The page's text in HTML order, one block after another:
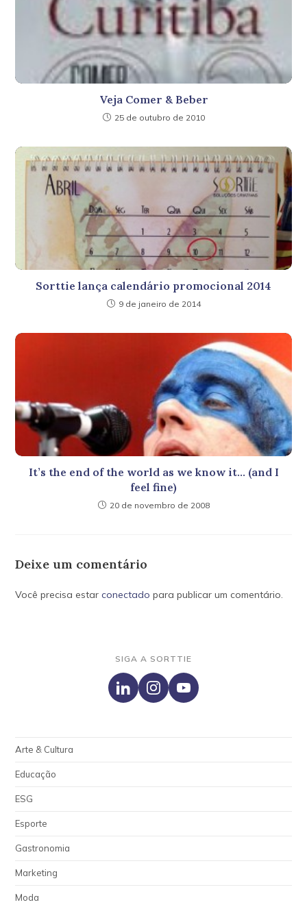
Veja Comer & Beber
25 de outubro de 2010
Sorttie lança calendário promocional 2014
9 de janeiro de 2014
It’s the end of the world as we know it… (and I
feel fine)
20 de novembro de 2008
Deixe um comentário
Você precisa estarconectado para publicar um comentário.
SIGA A SORTTIE
Arte & Cultura
Educação
ESG
Esporte
Gastronomia
Marketing
Moda